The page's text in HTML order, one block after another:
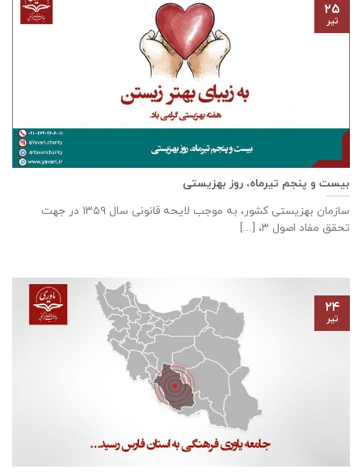
بیست و پنجم تیرماه، روز بهزیستی
سازمان بهزیستی كشور، به موجب لایحه قانونی سال ۱۳۵۹ در جهت
تحقق مفاد اصول ۳، [...]
۲۵
تیر
۲۴
تیر